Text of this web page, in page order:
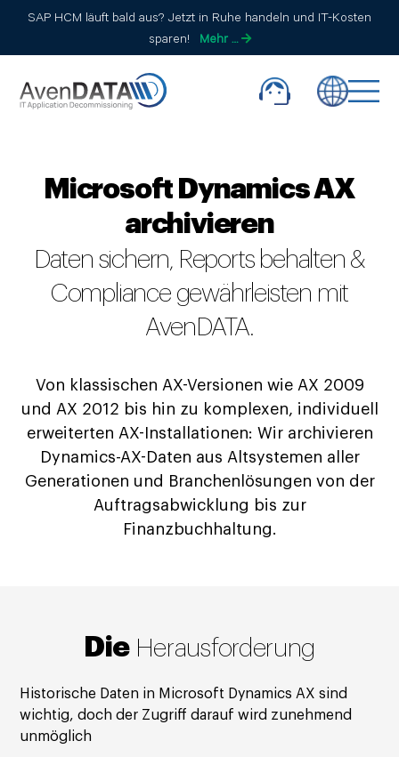
SAP HCM läuft bald aus? Jetzt in Ruhe handeln und IT-Kosten
sparen!
Mehr …
Microsoft Dynamics AX
archivieren
Daten sichern, Reports behalten &
Compliance gewährleisten mit
AvenDATA.
Von klassischen AX-Versionen wie AX 2009
und AX 2012 bis hin zu komplexen, individuell
erweiterten AX-Installationen: Wir archivieren
Dynamics-AX-Daten aus Altsystemen aller
Generationen und Branchenlösungen von der
Auftragsabwicklung bis zur
Finanzbuchhaltung.
Die Herausforderung
Historische Daten in Microsoft Dynamics AX sind
wichtig, doch der Zugriff darauf wird zunehmend
unmöglich